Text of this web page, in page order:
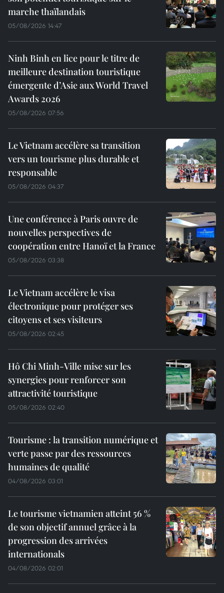
marche thaïlandais
05/08/2026 14:47
Ninh Binh en lice pour le titre de
meilleure destination touristique
émergente d’Asie aux World Travel
Awards 2026
05/08/2026 07:56
Le Vietnam accélère sa transition
vers un tourisme plus durable et
responsable
05/08/2026 04:37
Une conférence à Paris ouvre de
nouvelles perspectives de
coopération entre Hanoï et la France
05/08/2026 03:38
Le Vietnam accélère le visa
électronique pour protéger ses
citoyens et ses visiteurs
05/08/2026 02:45
Hô Chi Minh-Ville mise sur les
synergies pour renforcer son
attractivité touristique
05/08/2026 02:40
Tourisme : la transition numérique et
verte passe par des ressources
humaines de qualité
04/08/2026 03:01
Le tourisme vietnamien atteint 56 %
de son objectif annuel grâce à la
progression des arrivées
internationals
04/08/2026 02:01